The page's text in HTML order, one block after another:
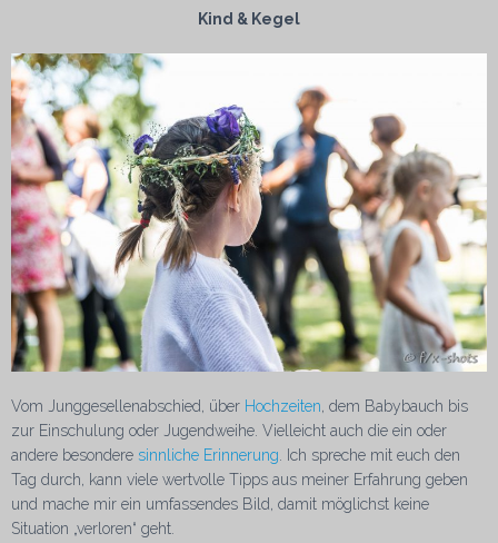
Kind & Kegel
Vom Junggesellenabschied, über Hochzeiten , dem Babybauch bis
zur Einschulung oder Jugendweihe. Vielleicht auch die ein oder
andere besondere sinnliche Erinnerung . Ich spreche mit euch den
Tag durch, kann viele wertvolle Tipps aus meiner Erfahrung geben
und mache mir ein umfassendes Bild, damit möglichst keine
Situation „verloren“ geht.